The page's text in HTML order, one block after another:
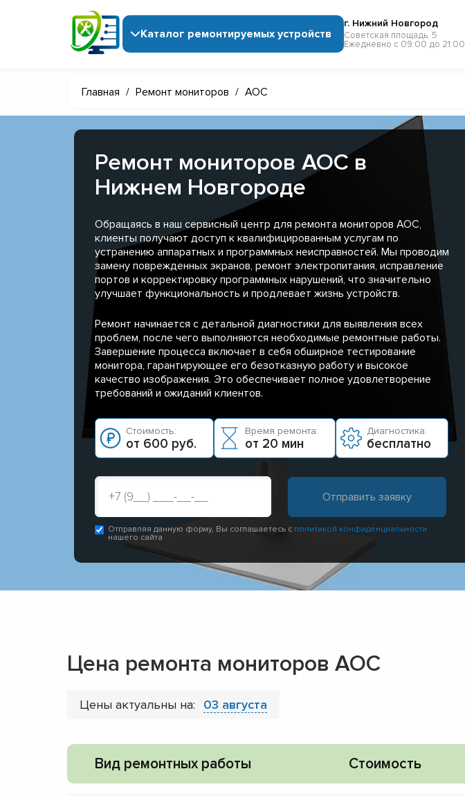
Каталог ремонтируемых устройств
г. Нижний Новгород
Советская площадь, 5
Ежедневно с 09:00 до 21:00
Главная / Ремонт мониторов / AOC
Ремонт мониторов AOC в
Нижнем Новгороде
Обращаясь в наш сервисный центр для ремонта мониторов AOC,
клиенты получают доступ к квалифицированным услугам по
устранению аппаратных и программных неисправностей. Мы проводим
замену поврежденных экранов, ремонт электропитания, исправление
портов и корректировку программных нарушений, что значительно
улучшает функциональность и продлевает жизнь устройств.
Ремонт начинается с детальной диагностики для выявления всех
проблем, после чего выполняются необходимые ремонтные работы.
Завершение процесса включает в себя обширное тестирование
монитора, гарантирующее его безотказную работу и высокое
качество изображения. Это обеспечивает полное удовлетворение
требований и ожиданий клиентов.
Стоимость:
от 600 руб.
Время ремонта:
от 20 мин
Диагностика:
бесплатно
Отправляя данную форму, Вы соглашаетесь с политикой конфиденциальности
нашего сайта
Цена ремонта мониторов AOC
Цены актуальны на: 03 августа
Вид ремонтных работы Стоимость